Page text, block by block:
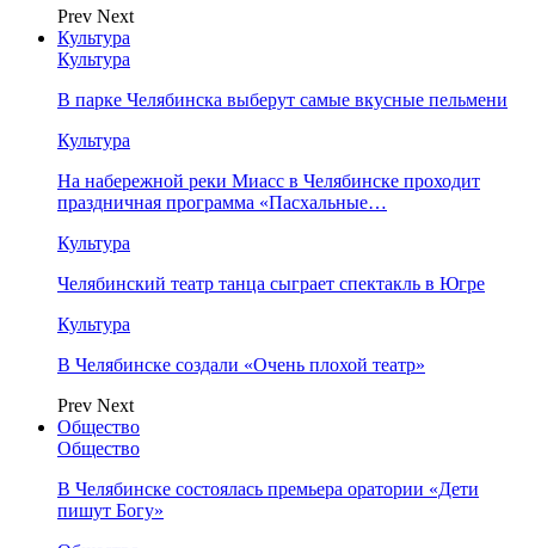
Prev Next
Культура
Культура
В парке Челябинска выберут самые вкусные пельмени
Культура
На набережной реки Миасс в Челябинске проходит
праздничная программа «Пасхальные…
Культура
Челябинский театр танца сыграет спектакль в Югре
Культура
В Челябинске создали «Очень плохой театр»
Prev Next
Общество
Общество
В Челябинске состоялась премьера оратории «Дети
пишут Богу»